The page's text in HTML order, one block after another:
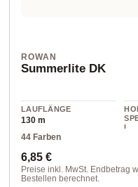
ROWAN
Summerlite DK
LAUFLÄNGE
130 m
L
44 Farben
Regulärer Preis:
6,85 €
Preise inkl. MwSt. Endbetrag
Bestellen berechnet.